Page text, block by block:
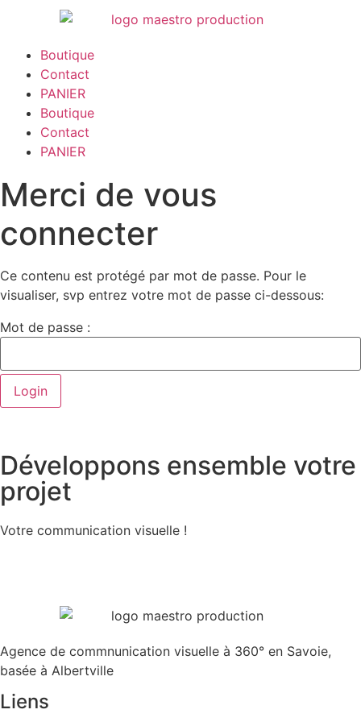
Boutique
Contact
PANIER
Boutique
Contact
PANIER
Merci de vous
connecter
Ce contenu est protégé par mot de passe. Pour le
visualiser, svp entrez votre mot de passe ci-dessous:
Mot de passe :
Développons ensemble votre
projet
Votre communication visuelle !
Agence de commnunication visuelle à 360° en Savoie,
basée à Albertville
Liens